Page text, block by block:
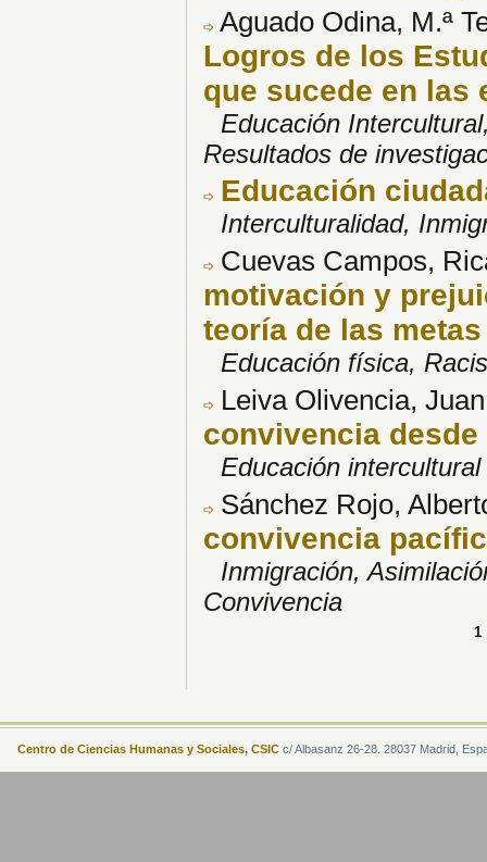
Aguado Odina, M.ª
Logros de los
que sucede en las
Educación
Resultados de
Educación
Interculturalidad,
Cuevas Campos,
motivación y
teoría de las
Educación física,
Leiva Olivencia,
convivencia
Educación
Sánchez Rojo,
convivencia
Inmigración,
Convivencia
1
Centro de Ciencias Humanas y Sociales, CSIC c/ Albasanz 26-28. 28037 Madrid,